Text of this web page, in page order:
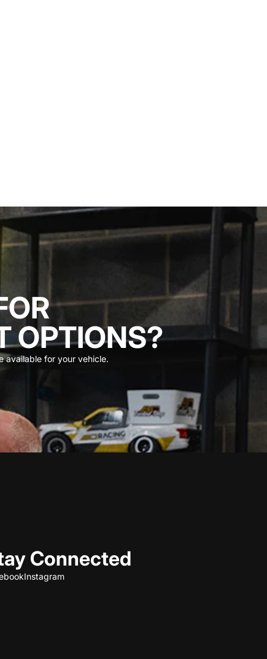
OPTIONS?
available for your vehicle.
Connected
Instagram